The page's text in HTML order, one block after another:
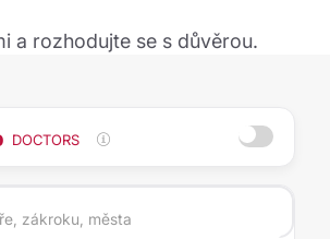
a rozhodujte se s důvěrou.
DOCTORS